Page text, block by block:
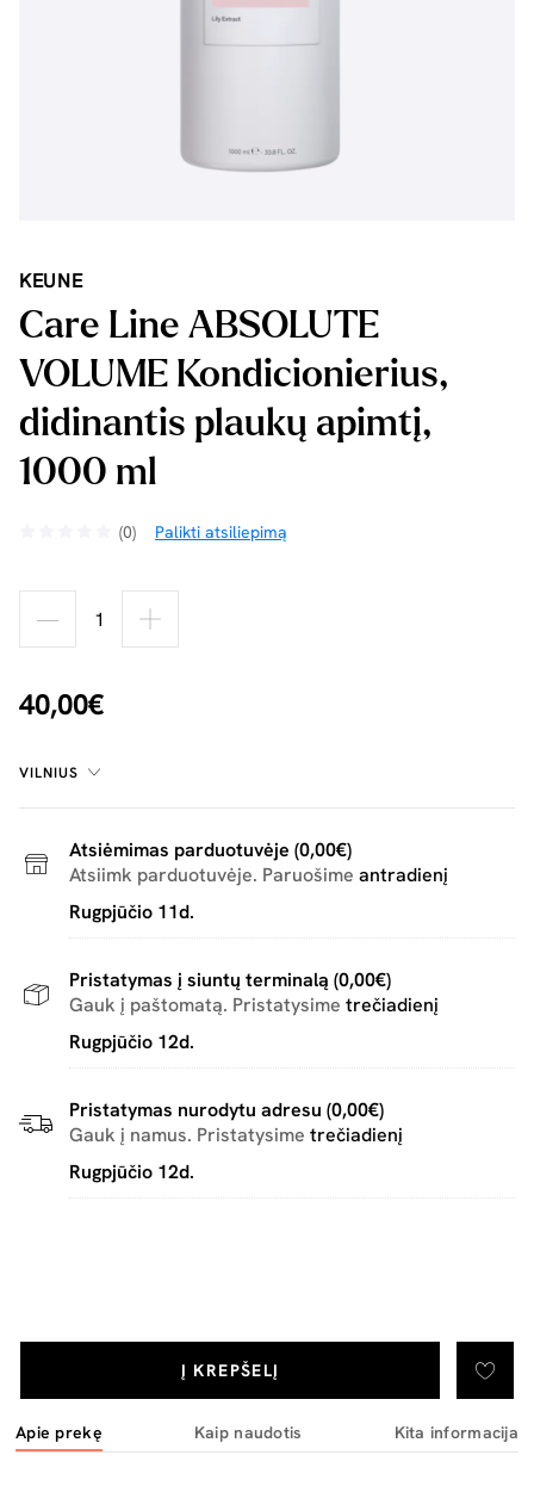
KEUNE
Care Line ABSOLUTE
VOLUME Kondicionierius,
didinantis plaukų apimtį,
1000 ml
(0) Palikti atsiliepimą
40,00€
Į KREPŠELĮ
VILNIUS
Atsiėmimas parduotuvėje (0,00€)
Atsiimk parduotuvėje. Paruošime antradienį
Rugpjūčio 11d.
Pristatymas į siuntų terminalą (0,00€)
Gauk į paštomatą. Pristatysime trečiadienį
Rugpjūčio 12d.
Pristatymas nurodytu adresu (0,00€)
Gauk į namus. Pristatysime trečiadienį
Rugpjūčio 12d.
Apie prekę Kaip naudotis Kita informacija